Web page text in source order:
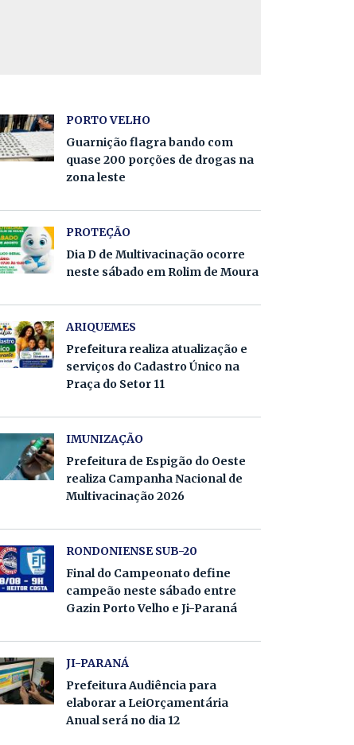
PORTO VELHO
Guarnição flagra bando com
quase 200 porções de drogas na
zona leste
PROTEÇÃO
Dia D de Multivacinação ocorre
neste sábado em Rolim de Moura
ARIQUEMES
Prefeitura realiza atualização e
serviços do Cadastro Único na
Praça do Setor 11
IMUNIZAÇÃO
Prefeitura de Espigão do Oeste
realiza Campanha Nacional de
Multivacinação 2026
RONDONIENSE SUB-20
Final do Campeonato define
campeão neste sábado entre
Gazin Porto Velho e Ji-Paraná
JI-PARANÁ
Prefeitura Audiência para
elaborar a LeiOrçamentária
Anual será no dia 12